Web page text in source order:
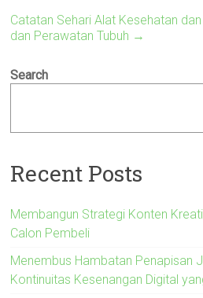
Catatan Sehari Alat Kesehatan
dan Perawatan Tubuh →
Search
Recent Posts
Membangun Strategi Konten
Calon Pembeli
Menembus Hambatan Penapisan
Kontinuitas Kesenangan Digital